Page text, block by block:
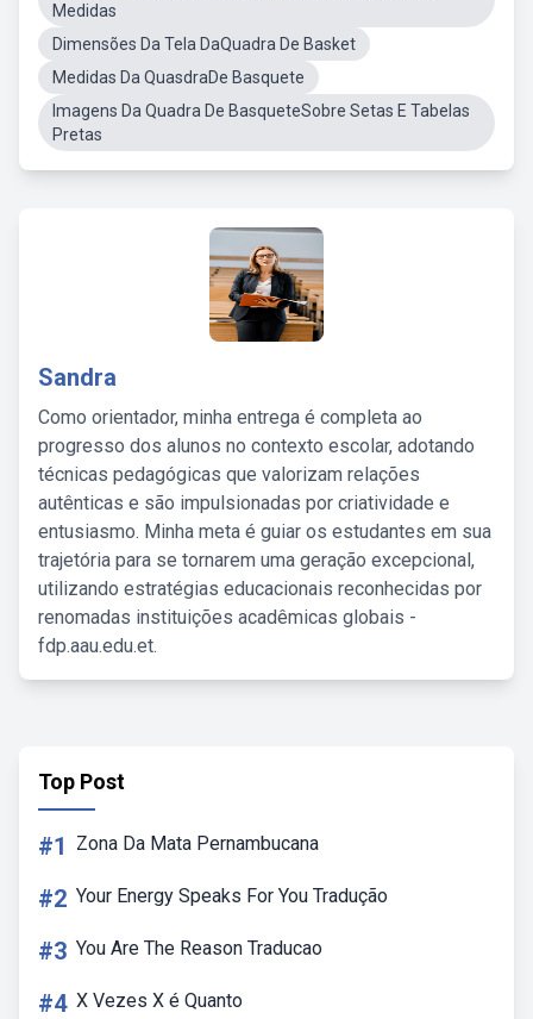
Medidas
Dimensões Da Tela DaQuadra De Basket
Medidas Da QuasdraDe Basquete
Imagens Da Quadra De BasqueteSobre Setas E Tabelas
Pretas
Sandra
Como orientador, minha entrega é completa ao
progresso dos alunos no contexto escolar, adotando
técnicas pedagógicas que valorizam relações
autênticas e são impulsionadas por criatividade e
entusiasmo. Minha meta é guiar os estudantes em sua
trajetória para se tornarem uma geração excepcional,
utilizando estratégias educacionais reconhecidas por
renomadas instituições acadêmicas globais -
fdp.aau.edu.et.
Top Post
#1 Zona Da Mata Pernambucana
#2 Your Energy Speaks For You Tradução
#3 You Are The Reason Traducao
#4 X Vezes X é Quanto